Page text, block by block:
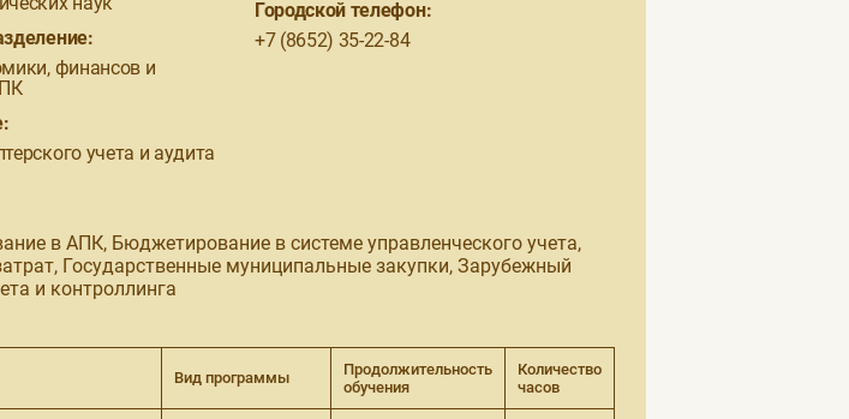
финансов и
учета и аудита
Городской телефон:
+7 (8652) 35-22-84
в АПК, Бюджетирование в системе управленческого учета,
Государственные муниципальные закупки, Зарубежный
и контроллинга
Вид программы
Продолжительность
обучения
Количество
часов